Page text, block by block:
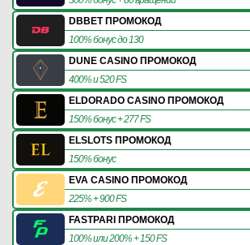
DBBET ПРОМОКОД
100% бонус до 130
DUNE CASINO ПРОМОКОД
400% и 520 FS
ELDORADO CASINO ПРОМОКОД
150% бонус + 277 FS
ELSLOTS ПРОМОКОД
150% бонус
EVA CASINO ПРОМОКОД
225% + 900 FS
FASTPARI ПРОМОКОД
100% или 200% + 150 FS